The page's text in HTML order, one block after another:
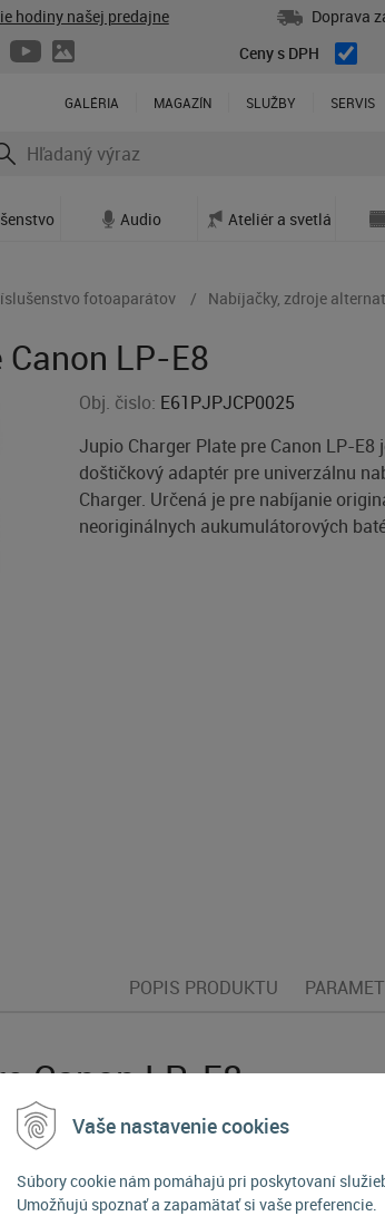
Vaše nastavenie cookies
Súbory cookie nám pomáhajú pri poskytovaní
Umožňujú spoznať a zapamätať si vaše preferencie.
hodiny našej predajne
Doprava
Ceny s DPH
GALÉRIA MAGAZÍN SLUŽBY SERVIS
Audio Ateliér a svetlá
fotoaparátov Nabíjačky, zdroje
LP-E8
Obj. čislo: E61PJPJCP0025
Jupio Charger Plate pre Canon LP-E8
doštičkový adaptér pre univerzálnu
Charger. Určená je pre nabíjanie
neoriginálnych aukumulátorových
POPIS PRODUKTU
Canon LP-E8
doštičkový adaptér pre modulárnu
batérií LP-E8. Vďaka
čo sa hodí nielen v domácnosti, ale